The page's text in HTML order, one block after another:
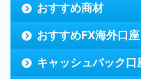
おすすめ商材
おすすめFX海外口座
キャッシュバック口